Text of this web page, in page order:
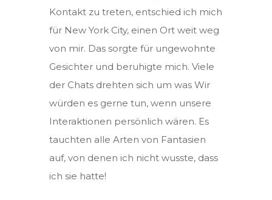
Kontakt zu treten, entschied ich mich
für New York City, einen Ort weit weg
von mir. Das sorgte für ungewohnte
Gesichter und beruhigte mich. Viele
der Chats drehten sich um was Wir
würden es gerne tun, wenn unsere
Interaktionen persönlich wären. Es
tauchten alle Arten von Fantasien
auf, von denen ich nicht wusste, dass
ich sie hatte!